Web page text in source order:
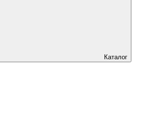
Каталог